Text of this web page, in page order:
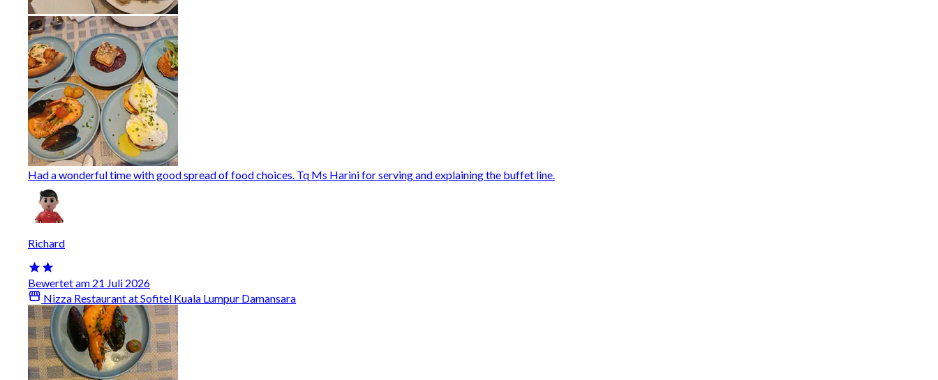
Had a wonderful time with good spread of food choices. Tq Ms Harini for serving and explaining the buffet line.
Richard
Bewertet am 21 Juli 2026
Nizza Restaurant at Sofitel Kuala Lumpur Damansara